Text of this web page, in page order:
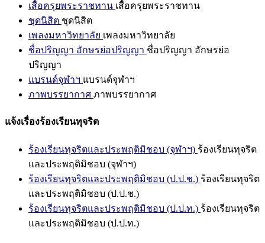
เสื้อครุยพระราชทาน เสื้อครุยพระราชทาน
ชุดนิสิต ชุดนิสิต
เพลงมหาวิทยาลัย เพลงมหาวิทยาลัย
ชื่อปริญญา อักษรย่อปริญญา ชื่อปริญญา อักษรย่อ
ปริญญา
แบรนด์จุฬาฯ แบรนด์จุฬาฯ
ภาพบรรยากาศ ภาพบรรยากาศ
แจ้งเรื่องร้องเรียนทุจริต
ร้องเรียนทุจริตและประพฤติมิชอบ (จุฬาฯ) ร้องเรียนทุจริต
และประพฤติมิชอบ (จุฬาฯ)
ร้องเรียนทุจริตและประพฤติมิชอบ (ป.ป.ช.) ร้องเรียนทุจริต
และประพฤติมิชอบ (ป.ป.ช.)
ร้องเรียนทุจริตและประพฤติมิชอบ (ป.ป.ท.) ร้องเรียนทุจริต
และประพฤติมิชอบ (ป.ป.ท.)